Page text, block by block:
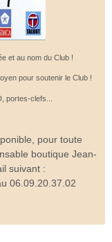
et au nom du Club !
pour soutenir le Club !
portes-clefs...
pour toute
boutique Jean-
suivant :
06.09.20.37.02